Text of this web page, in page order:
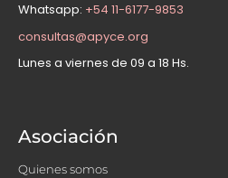
Whatsapp: +54 11-6177-9853
consultas@apyce.org
Lunes a viernes de 09 a 18 Hs.
Asociación
Quienes somos